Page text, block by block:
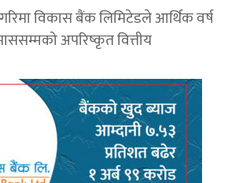
विकास बैंक लिमिटेडले आर्थिक वर्ष
अपरिष्कृत वित्तीय